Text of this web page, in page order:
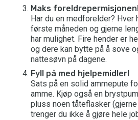
Maks
Har du en medforelder?
første måneden og gjerne
har mulighet. Fire hender er
og dere kan bytte på å sove
nattesøvn på dagene.
Fyll på med hjelpemidler!
Sats på en solid ammepute
amme. Kjøp også en
pluss noen tåteflasker
trenger du ikke å gjøre hele